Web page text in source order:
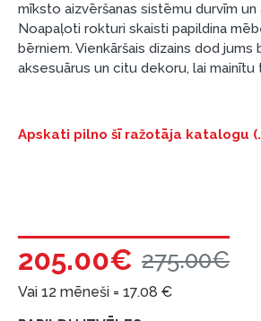
Aicinām aizņemties atbildīgi!
lūdzu, izvērtējiet savas
mīksto aizvēršanas sistēmu durvīm un
Noapaļoti rokturi skaisti papildina
bērniem. Vienkāršais dizains dod
aksesuārus un citu dekoru, lai mainītu
Apskati pilno šī ražotāja katalogu
205.00€ 275.00€
Vai 12 mēneši = 17.08 €